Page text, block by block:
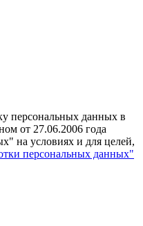
персональных данных в
от 27.06.2006 года
на условиях и для целей,
персональных данных"